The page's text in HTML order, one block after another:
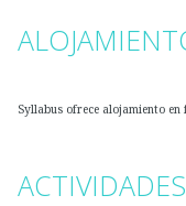
Syllabus ofrece alojamiento